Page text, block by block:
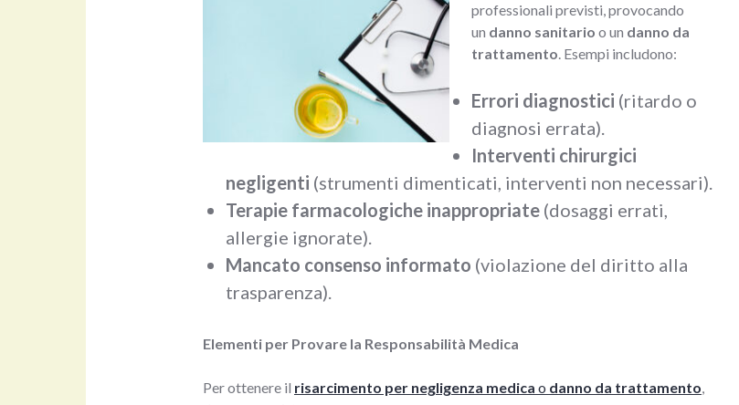
professionali previsti, provocando
un danno sanitario o un danno da
trattamento. Esempi includono:
Errori diagnostici (ritardo o
diagnosi errata).
Interventi chirurgici
negligenti (strumenti dimenticati, interventi non necessari).
Terapie farmacologiche inappropriate(dosaggi errati,
allergie ignorate).
Mancato consenso informato (violazione del diritto alla
trasparenza).
Elementi per Provare la Responsabilità Medica
Per ottenere il risarcimento per negligenza medica o danno da trattamento,